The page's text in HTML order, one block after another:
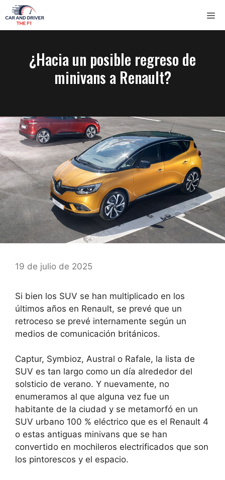
Saltar
al
contenido
¿Hacia un posible regreso de
minivans a Renault?
19 de julio de 2025
Si bien los SUV se han multiplicado en los
últimos años en Renault, se prevé que un
retroceso se prevé internamente según un
medios de comunicación británicos.
Captur, Symbioz, Austral o Rafale, la lista de
SUV es tan largo como un día alrededor del
solsticio de verano. Y nuevamente, no
enumeramos al que alguna vez fue un
habitante de la ciudad y se metamorfó en un
SUV urbano 100 % eléctrico que es el Renault 4
o estas antiguas minivans que se han
convertido en mochileros electrificados que son
los pintorescos y el espacio.